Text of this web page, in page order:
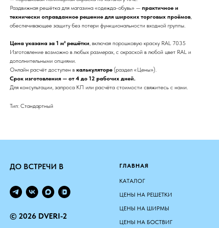
Раздвижная решётка для магазина «одежда-обувь» — практичное и
технически оправданное решение для широких торговых проёмов,
обеспечивающее защиту без потери функциональности входной группы.
Цена указана за 1 м² решётки, включая порошковую краску RAL 7035
Изготовление возможно в любых размерах, с окраской в любой цвет RAL и
дополнительными опциями.
Онлайн расчёт доступен в калькуляторе (раздел «Цены»).
Срок изготовления — от 4 до 12 рабочих дней.
Для консультации, запроса КП или расчёта стоимости свяжитесь с нами.
Тип: Стандартный
ДО ВСТРЕЧИ В
© 2026 DVERI-2
ГЛАВНАЯ
КАТАЛОГ
ЦЕНЫ НА РЕШЕТКИ
ЦЕНЫ НА ШИРМЫ
ЦЕНЫ НА БОСТВИГ